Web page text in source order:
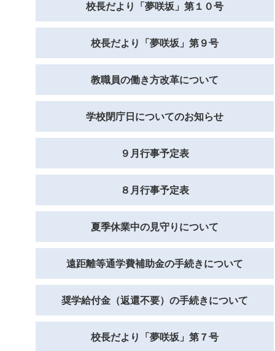
校長だより「夢咲坂」第１０号
校長だより「夢咲坂」第９号
教職員の働き方改革について
学校閉庁日についてのお知らせ
９月行事予定表
８月行事予定表
夏季休業中の見守りについて
遠距離等通学費補助金の手続きについて
奨学給付金（返還不要）の手続きについて
校長だより「夢咲坂」第７号